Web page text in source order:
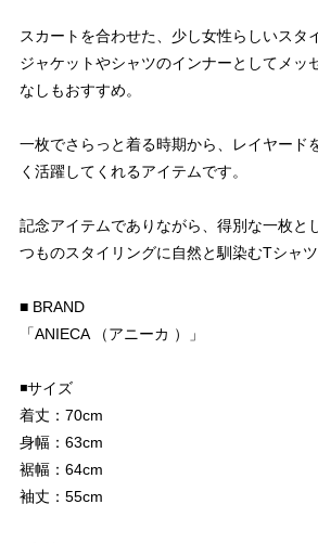
スカートを合わせた、少し女性らしいスタ
ジャケットやシャツのインナーとしてメッ
なしもおすすめ。
一枚でさらっと着る時期から、レイヤード
く活躍してくれるアイテムです。
記念アイテムでありながら、得別な一枚と
つものスタイリングに自然と馴染むTシャツ
■ BRAND
「ANIECA （アニーカ ）」
◾️サイズ
着丈：70cm
身幅：63cm
裾幅：64cm
袖丈：55cm